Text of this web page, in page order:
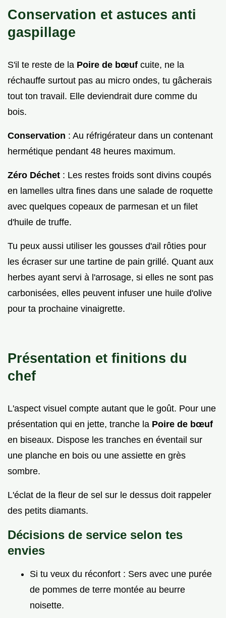
Conservation et astuces anti
gaspillage
S'il te reste de la Poire de bœuf cuite, ne la
réchauffe surtout pas au micro ondes, tu gâcherais
tout ton travail. Elle deviendrait dure comme du
bois.
Conservation : Au réfrigérateur dans un contenant
hermétique pendant 48 heures maximum.
Zéro Déchet : Les restes froids sont divins coupés
en lamelles ultra fines dans une salade de roquette
avec quelques copeaux de parmesan et un filet
d'huile de truffe.
Tu peux aussi utiliser les gousses d'ail rôties pour
les écraser sur une tartine de pain grillé. Quant aux
herbes ayant servi à l'arrosage, si elles ne sont pas
carbonisées, elles peuvent infuser une huile d'olive
pour ta prochaine vinaigrette.
Présentation et finitions du
chef
L'aspect visuel compte autant que le goût. Pour une
présentation qui en jette, tranche la Poire de bœuf
en biseaux. Dispose les tranches en éventail sur
une planche en bois ou une assiette en grès
sombre.
L'éclat de la fleur de sel sur le dessus doit rappeler
des petits diamants.
Décisions de service selon tes
envies
Si tu veux du réconfort : Sers avec une purée
de pommes de terre montée au beurre
noisette.